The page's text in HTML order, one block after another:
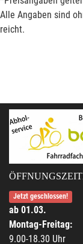
Alle Angaben sind
reicht.
Jetzt geschlossen!
ab 01.03.
Montag-Freitag:
9.00-18.30 Uhr